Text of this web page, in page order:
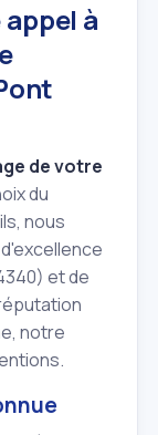
à
de votre
du
nous
et de
notre